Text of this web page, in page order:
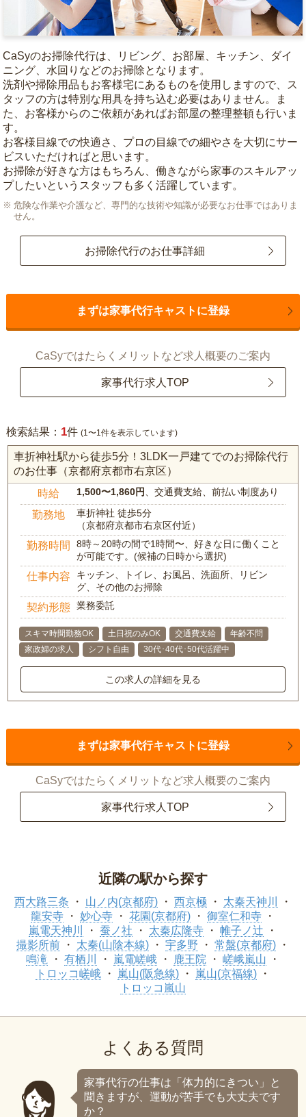
CaSyのお掃除代行は、リビング、お部屋、キッチン、ダイ
ニング、水回りなどのお掃除となります。
洗剤や掃除用品もお客様宅にあるものを使用しますので、ス
タッフの方は特別な用具を持ち込む必要はありません。ま
た、お客様からのご依頼があればお部屋の整理整頓も行いま
す。
お客様目線での快適さ、プロの目線での細やさを大切にサー
ビスいただければと思います。
お掃除が好きな方はもちろん、働きながら家事のスキルアッ
プしたいというスタッフも多く活躍しています。
危険な作業や介護など、専門的な技術や知識が必要なお仕事ではありま
せん。
お掃除代行のお仕事詳細
まずは家事代行キャストに登録
CaSyではたらくメリットなど求人概要のご案内
家事代行求人TOP
検索結果： 1件 (1〜1件を表示しています)
車折神社駅から徒歩5分！3LDK一戸建てでのお掃除代行
のお仕事（京都府京都市右京区）
時給 1,500〜1,860円、交通費支給、前払い制度あり
勤務地
車折神社 徒歩5分
（京都府京都市右京区付近）
勤務時間
8時～20時の間で1時間〜、好きな日に働くこと
が可能です。(候補の日時から選択)
仕事内容
キッチン、トイレ、お風呂、洗面所、リビン
グ、その他のお掃除
契約形態 業務委託
スキマ時間勤務OK 土日祝のみOK 交通費支給
年齢不問
家政婦の求人
シフト自由 30代･40代･50代活躍中
この求人の詳細を見る
まずは家事代行キャストに登録
CaSyではたらくメリットなど求人概要のご案内
家事代行求人TOP
近隣の駅から探す
西大路三条 山ノ内(京都府) 西京極
太秦天神川
龍安寺
妙心寺 花園(京都府)
御室仁和寺
嵐電天神川
蚕ノ社 太秦広隆寺
帷子ノ辻
撮影所前
太秦(山陰本線) 宇多野
常盤(京都府)
鳴滝
有栖川 嵐電嵯峨 鹿王院
嵯峨嵐山
トロッコ嵯峨
嵐山(阪急線)
嵐山(京福線)
トロッコ嵐山
よくある質問
家事代行の仕事は「体力的にきつい」と
聞きますが、運動が苦手でも大丈夫です
か？